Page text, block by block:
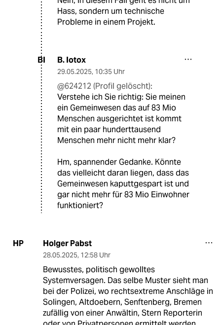
Hass, sondern um technische
Probleme in einem Projekt.
BI B. Iotox
29.05.2025, 10:35 Uhr
@624212 (Profil gelöscht):
Verstehe ich Sie richtig: Sie meinen
ein Gemeinwesen das auf 83 Mio
Menschen ausgerichtet ist kommt
mit ein paar hunderttausend
Menschen mehr nicht mehr klar?
Hm, spannender Gedanke. Könnte
das vielleicht daran liegen, dass das
Gemeinwesen kaputtgespart ist und
gar nicht mehr für 83 Mio Einwohner
funktioniert?
HP Holger Pabst
28.05.2025, 12:58 Uhr
Bewusstes, politisch gewolltes
Systemversagen. Das selbe Muster sieht man
bei der Polizei, wo rechtsextreme Anschläge in
Solingen, Altdoebern, Senftenberg, Bremen
zufällig von einer Anwältin, Stern Reporterin